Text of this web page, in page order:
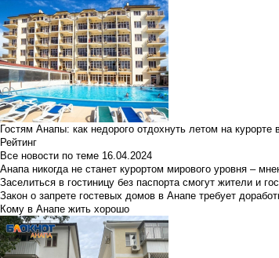
Гостям Анапы: как недорого отдохнуть летом на
Рейтинг
Все новости по теме 16.04.2024
Анапа никогда не станет курортом мирового уровня –
Заселиться в гостиницу без паспорта смогут жители и
Закон о запрете гостевых домов в Анапе требует
Кому в Анапе жить хорошо